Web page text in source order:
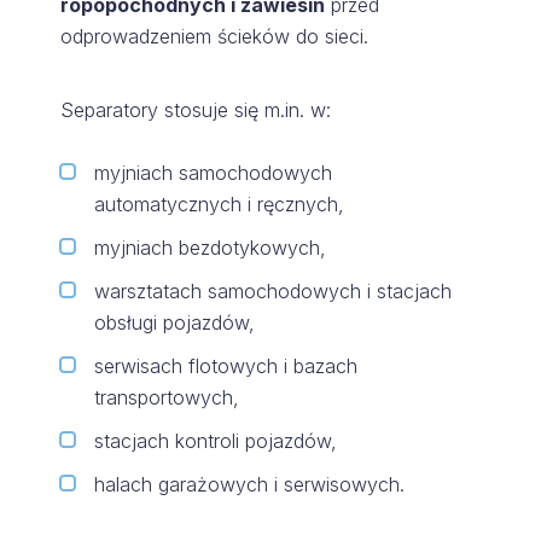
ropopochodnych i zawiesin przed
odprowadzeniem ścieków do sieci.
Separatory stosuje się m.in. w:
myjniach samochodowych
automatycznych i ręcznych,
myjniach bezdotykowych,
warsztatach samochodowych i stacjach
obsługi pojazdów,
serwisach flotowych i bazach
transportowych,
stacjach kontroli pojazdów,
halach garażowych i serwisowych.